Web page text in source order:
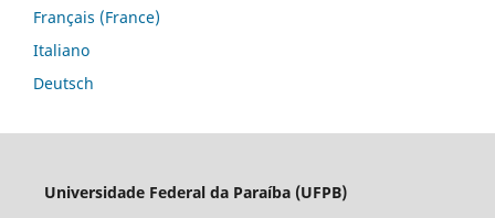
Français (France)
Italiano
Deutsch
Universidade Federal da Paraíba (UFPB)